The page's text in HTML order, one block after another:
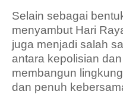
Selain sebagai
menyambut Hari
juga menjadi salah
antara kepolisian
membangun
dan penuh